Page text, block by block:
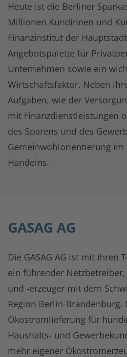
Heute ist die Berliner
Millionen Kundinnen und
Finanzinstitut der
Angebotspalette für
Unternehmen sowie ein
Wirtschaftsfaktor. Neben
Aufgaben, wie der
mit Finanzdienstleistungen
des Sparens und des
Gemeinwohlorientierung
Handelns.
GASAG AG
Die GASAG AG ist mit ihren
ein führender
und -erzeuger mit dem
Region Berlin-Brandenburg.
Ökostromlieferung für
Haushalts- und
mehr eigener